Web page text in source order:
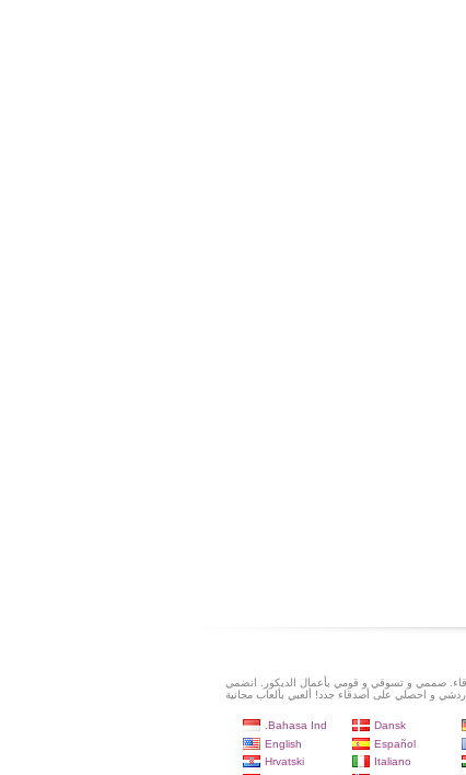
صممي و تسوقي و قومي بأعمال الديكور. انضمي
دردشي و احصلي على أصدقاء جدد! ألعبي بألعاب مجانية
Bahasa Ind. Dansk
English
Español
Hrvatski
Italiano